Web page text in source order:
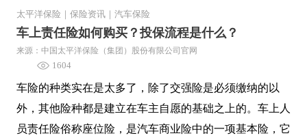
太平洋保险 保险资讯 汽车保险
车上责任险如何购买？投保流程是什么？
来源：中国太平洋保险（集团）股份有限公司官网
1604
车险的种类实在是太多了，除了交强险是必须缴纳的以
外，其他险种都是建立在车主自愿的基础之上的。车上人
员责任险俗称座位险，是汽车商业险中的一项基本险，它